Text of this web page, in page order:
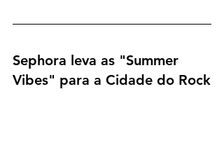
Sephora leva as "Summer
Vibes" para a Cidade do Rock